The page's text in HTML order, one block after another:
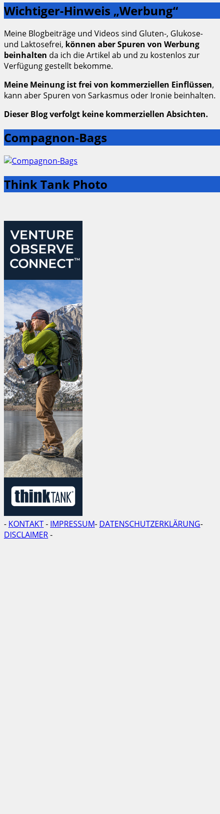
Wichtiger-Hinweis „Werbung“
Meine Blogbeiträge und Videos sind Gluten-, Glukose-
und Laktosefrei, können aber Spuren von Werbung
beinhalten da ich die Artikel ab und zu kostenlos zur
Verfügung gestellt bekomme.
Meine Meinung ist frei von kommerziellen Einflüssen,
kann aber Spuren von Sarkasmus oder Ironie beinhalten.
Dieser Blog verfolgt keine kommerziellen Absichten.
Compagnon-Bags
Think Tank Photo
- KONTAKT- IMPRESSUM- DATENSCHUTZERKLÄRUNG-
DISCLAIMER-